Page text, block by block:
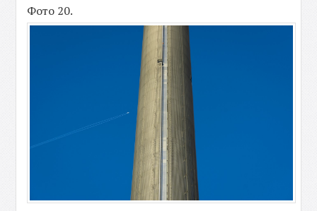
Фото 20.